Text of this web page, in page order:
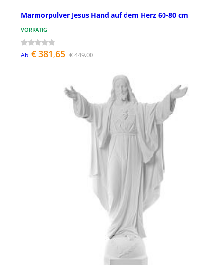
Marmorpulver Jesus Hand auf dem Herz 60-80 cm
VORRÄTIG
Ab € 381,65 € 449,00